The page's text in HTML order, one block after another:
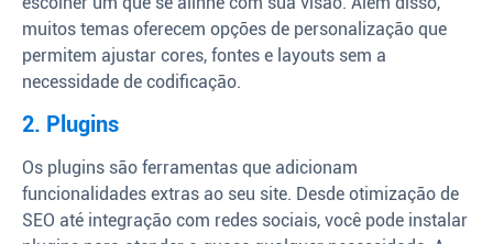
muitos temas oferecem opções de personalização que
permitem ajustar cores, fontes e layouts sem a
necessidade de codificação.
2. Plugins
Os plugins são ferramentas que adicionam
funcionalidades extras ao seu site. Desde otimização de
SEO até integração com redes sociais, você pode instalar